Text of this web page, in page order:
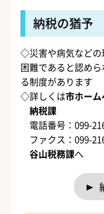
納税の猶予
◇災害や病気などの
困難であると認め
る制度があります
◇詳しくは市ホー
納税課
電話番号：099-
ファクス：099-
谷山税務課へ